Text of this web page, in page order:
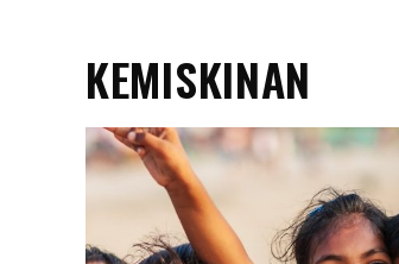
KEMISKINAN